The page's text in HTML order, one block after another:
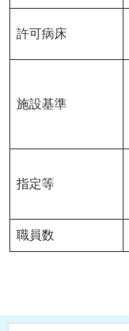
許可病床
施設基準
指定等
職員数